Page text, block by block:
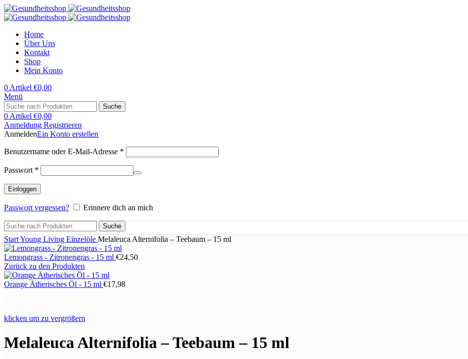
Home
Über Uns
Kontakt
Shop
Mein Konto
0 Artikel €0,00
Menü
Suche
0 Artikel €0,00
Anmeldung Registrieren
AnmeldenEin Konto erstellen
Benutzername oder E-Mail-Adresse *
Passwort *
Einloggen
Passwort vergessen? Erinnere dich an mich
Suche
StartYoung Living Einzelöle Melaleuca Alternifolia – Teebaum – 15 ml
Lemongrass - Zitronengras - 15 ml €24,50
Zurück zu den Produkten
Orange Ätherisches Öl - 15 ml €17,98
klicken um zu vergrößern
Melaleuca Alternifolia – Teebaum – 15 ml